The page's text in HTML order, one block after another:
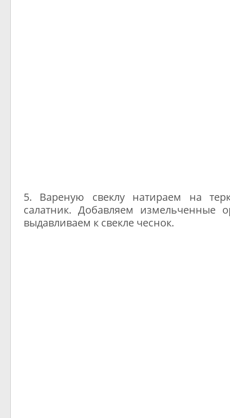
5. Вареную свеклу натираем на
салатник. Добавляем измельченные
выдавливаем к свекле чеснок.